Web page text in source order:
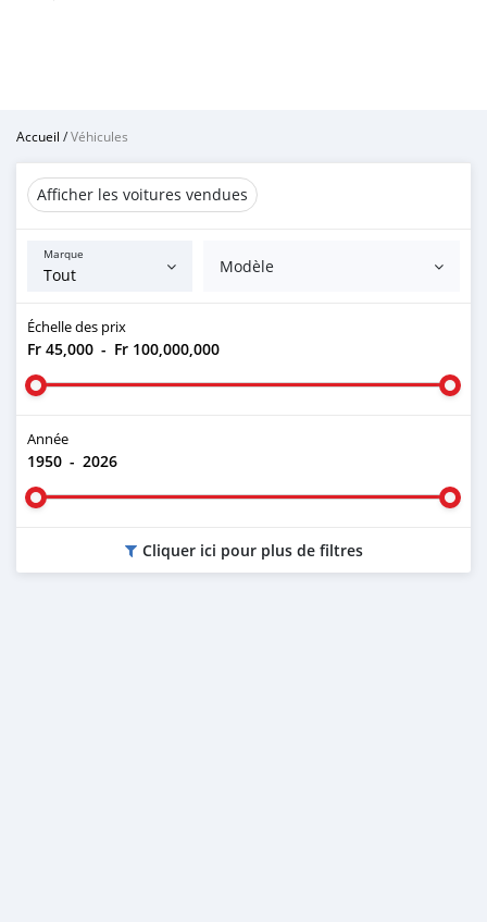
Accueil /Véhicules
Afficher les voitures vendues
Marque
Modèle
Échelle des prix
Fr 45,000 - Fr 100,000,000
Année
1950 - 2026
Cliquer ici pour plus de filtres